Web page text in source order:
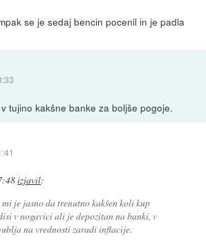
se je sedaj bencin pocenil in je padla
tujino kakšne banke za boljše pogoje.
izjavil:
je jasno da trenutno kakšen koli kup
v nogavici ali je depozitan na banki, v
na vrednosti zaradi inflacije.